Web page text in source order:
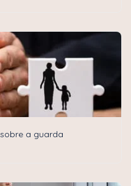
a guarda